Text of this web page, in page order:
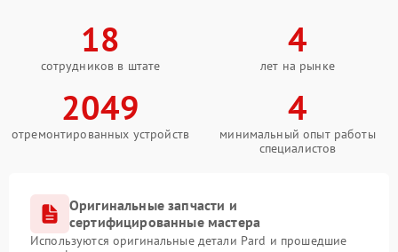
18
сотрудников в штате
4
лет на рынке
2049
отремонтированных устройств
4
минимальный опыт работы
специалистов
Оригинальные запчасти и
сертифицированные мастера
Используются оригинальные детали Pard и прошедшие